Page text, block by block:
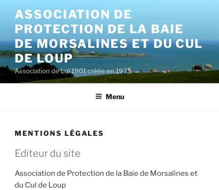
contenu
principal
ASSOCIATION DE
PROTECTION DE LA BAIE
DE MORSALINES ET DU CUL
DE LOUP
Association de Loi 1901 créée en 1975
Menu
MENTIONS LÉGALES
Editeur du site
Association de Protection de la Baie de Morsalines et
du Cul de Loup